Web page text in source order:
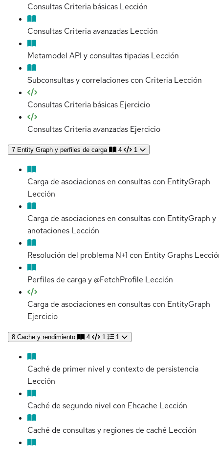
Consultas Criteria básicas Lección
Consultas Criteria avanzadas Lección
Metamodel API y consultas tipadas Lección
Subconsultas y correlaciones con Criteria Lección
Consultas Criteria básicas Ejercicio
Consultas Criteria avanzadas Ejercicio
7 Entity Graph y perfiles de carga 4 1
Carga de asociaciones en consultas con EntityGraph
Lección
Carga de asociaciones en consultas con EntityGraph y
anotaciones Lección
Resolución del problema N+1 con Entity Graphs
Perfiles de carga y @FetchProfile Lección
Carga de asociaciones en consultas con EntityGraph
Ejercicio
8 Cache y rendimiento 4 1 1
Caché de primer nivel y contexto de persistencia
Lección
Caché de segundo nivel con Ehcache Lección
Caché de consultas y regiones de caché Lección